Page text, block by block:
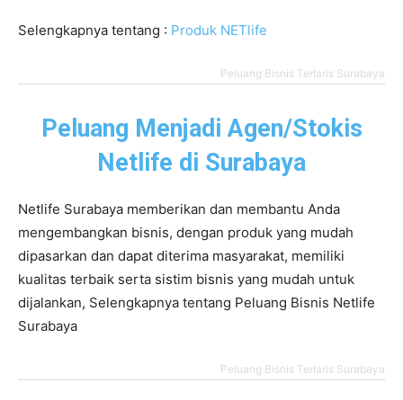
Selengkapnya tentang : Produk NETlife
Peluang Bisnis Terlaris Surabaya
Peluang Menjadi Agen/Stokis
Netlife di Surabaya
Netlife Surabaya memberikan dan membantu Anda
mengembangkan bisnis, dengan produk yang mudah
dipasarkan dan dapat diterima masyarakat, memiliki
kualitas terbaik serta sistim bisnis yang mudah untuk
dijalankan, Selengkapnya tentang Peluang Bisnis Netlife
Surabaya
Peluang Bisnis Terlaris Surabaya